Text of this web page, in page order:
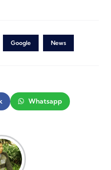
Google News
Whatsapp